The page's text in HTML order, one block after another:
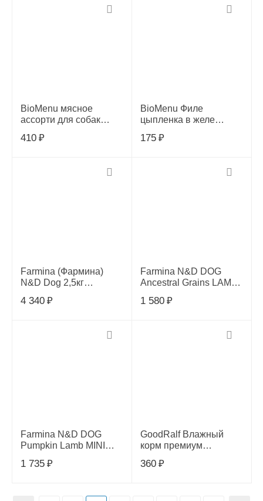
BioMenu мясное
ассорти для собак
410 ₽
BioMenu Филе
цыпленка в желе
175 ₽
Farmina (Фармина)
N&D Dog 2,5кг
черника, тыква сухой
4 340 ₽
Farmina N&D DOG
Ancestral Grains LAMB
взрослых собак мелких
1 580 ₽
Farmina N&D DOG
Pumpkin Lamb MINI
мелких пород Ягненок
1 735 ₽
GoodRalf Влажный
корм премиум
380г, 9780201379563
360 ₽